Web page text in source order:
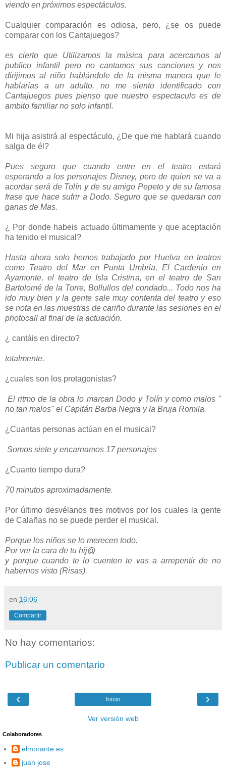
viendo en próximos espectáculos.
Cualquier comparación es odiosa, pero, ¿se os puede
comparar con los Cantajuegos?
es cierto que Utilizamos la música para acercarnos al
publico infantil pero no cantamos sus canciones y nos
dirijimos al niño hablándole de la misma manera que le
hablarías a un adulto. no me siento identificado con
Cantajuegos pues pienso que nuestro espectaculo es de
ambito familiar no solo infantil.
Mi hija asistirá al espectáculo, ¿De que me hablará cuando
salga de él?
Pues seguro que cuando entre en el teatro estará
esperando a los personajes Disney, pero de quien se va a
acordar será de Tolín y de su amigo Pepeto y de su famosa
frase que hace sufrir a Dodo. Seguro que se quedaran con
ganas de Mas.
¿ Por donde habeis actuado últimamente y que aceptación
ha tenido el musical?
Hasta ahora solo hemos trabajado por Huelva en teatros
como Teatro del Mar en Punta Umbria, El Cardenio en
Ayamonte, el teatro de Isla Cristina, en el teatro de San
Bartolomé de la Torre, Bollullos del condado... Todo nos ha
ido muy bien y la gente sale muy contenta del teatro y eso
se nota en las muestras de cariño durante las sesiones en el
photocall al final de la actuación.
¿ cantáis en directo?
totalmente.
¿cuales son los protagonistas?
El ritmo de la obra lo marcan Dodo y Tolín y como malos "
no tan malos" el Capitán Barba Negra y la Bruja Romila.
¿Cuantas personas actúan en el musical?
Somos siete y encarnamos 17 personajes
¿Cuanto tiempo dura?
70 minutos aproximadamente.
Por último desvélanos tres motivos por los cuales la gente
de Calañas no se puede perder el musical.
Porque los niños se lo merecen todo.
Por ver la cara de tu hij@
y porque cuando te lo cuenten te vas a arrepentir de no
habernos visto (Risas).
en 16:06
Compartir
No hay comentarios:
Publicar un comentario
‹ ›
Inicio
Ver versión web
Colaboradores
elmorante.es
juan jose